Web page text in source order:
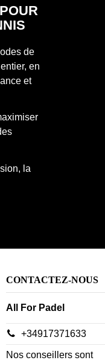
de
en
et
la
CONTACTEZ-NOUS
All For Padel
+34917371633
Nos conseillers sont